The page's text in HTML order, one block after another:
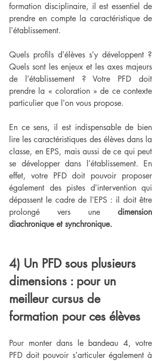
formation disciplinaire, il est essentiel de
prendre en compte la caractéristique de
lʼétablissement.
Quels profils dʼélèves sʼy développent ?
Quels sont les enjeux et les axes majeurs
de lʼétablissement ? Votre PFD doit
prendre la « coloration » de ce contexte
particulier que lʼon vous propose.
En ce sens, il est indispensable de bien
lire les caractéristiques des élèves dans la
classe, en EPS, mais aussi de ce qui peut
se développer dans lʼétablissement. En
effet, votre PFD doit pouvoir proposer
également des pistes dʼintervention qui
dépassent le cadre de lʼEPS : il doit être
prolongé vers une dimension
diachronique et synchronique.
4) Un PFD sous plusieurs
dimensions : pour un
meilleur cursus de
formation pour ces élèves
Pour monter dans le bandeau 4, votre
PFD doit pouvoir sʼarticuler également à